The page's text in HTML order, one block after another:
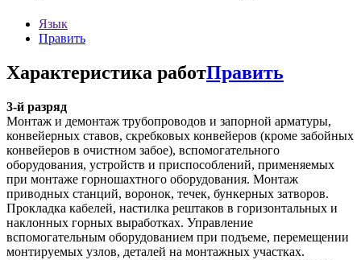
Язык
Править
Характеристика работПравить
3-й разряд
Монтаж и демонтаж трубопроводов и запорной арматуры,
конвейерных ставов, скребковых конвейеров (кроме забойных
конвейеров в очистном забое), вспомогательного
оборудования, устройств и приспособлений, применяемых
при монтаже горношахтного оборудования. Монтаж
приводных станций, воронок, течек, бункерных затворов.
Прокладка кабелей, настилка рештаков в горизонтальных и
наклонных горных выработках. Управление
вспомогательным оборудованием при подъеме, перемещении
монтируемых узлов, деталей на монтажных участках.